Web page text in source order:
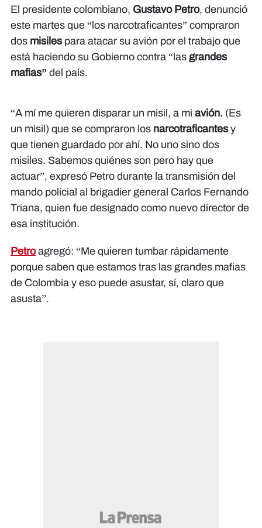
El presidente colombiano, Gustavo Petro, denunció
este martes que “los narcotraficantes” compraron
dos misiles para atacar su avión por el trabajo que
está haciendo su Gobierno contra “las grandes
mafias” del país.
“A mí me quieren disparar un misil, a mi avión. (Es
un misil) que se compraron los narcotraficantesy
que tienen guardado por ahí. No uno sino dos
misiles. Sabemos quiénes son pero hay que
actuar”, expresó Petro durante la transmisión del
mando policial al brigadier general Carlos Fernando
Triana, quien fue designado como nuevo director de
esa institución.
Petroagregó: “Me quieren tumbar rápidamente
porque saben que estamos tras las grandes mafias
de Colombia y eso puede asustar, sí, claro que
asusta”.